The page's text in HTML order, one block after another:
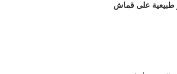
طبيعية على قماش